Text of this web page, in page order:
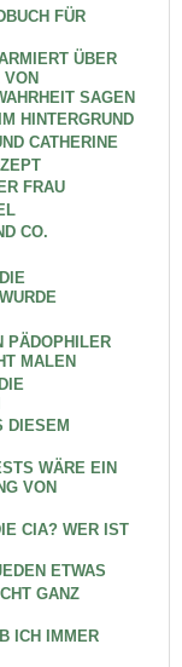
FÜR
ÜBER
VON
SAGEN
HINTERGRUND
CATHERINE
FRAU
CO.
PÄDOPHILER
MALEN
DIESEM
WÄRE EIN
VON
CIA? WER IST
ETWAS
GANZ
ICH IMMER